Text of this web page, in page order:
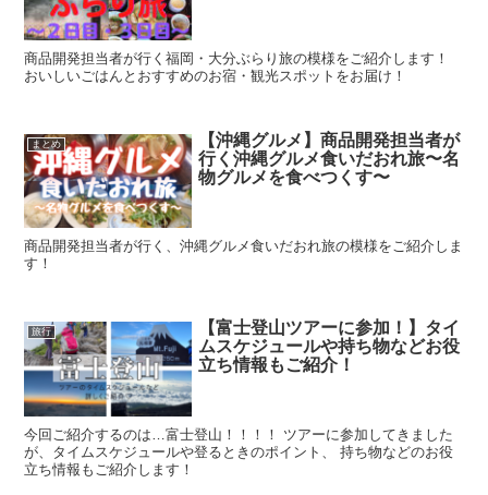
商品開発担当者が行く福岡・大分ぶらり旅の模様をご紹介します！
おいしいごはんとおすすめのお宿・観光スポットをお届け！
まとめ
【沖縄グルメ】商品開発担当者が
行く沖縄グルメ食いだおれ旅〜名
物グルメを食べつくす〜
商品開発担当者が行く、沖縄グルメ食いだおれ旅の模様をご紹介しま
す！
旅行
【富士登山ツアーに参加！】タイ
ムスケジュールや持ち物などお役
立ち情報もご紹介！
今回ご紹介するのは…富士登山！！！！ ツアーに参加してきました
が、タイムスケジュールや登るときのポイント、 持ち物などのお役
立ち情報もご紹介します！